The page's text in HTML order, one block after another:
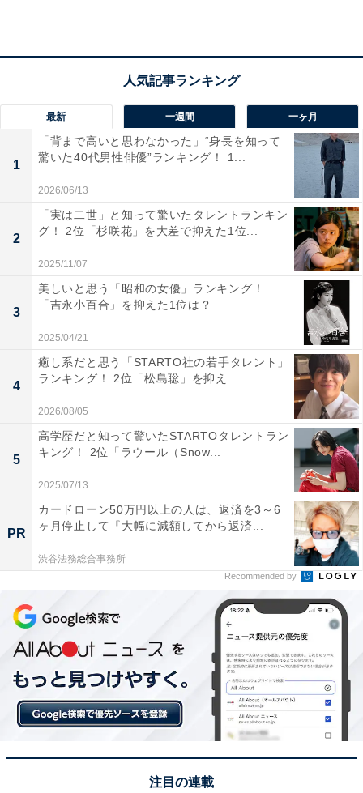
同率2位：出口夏希（サバ缶、宇宙へ行く）／32票
View this post on Instagram
最新 一週間 一ヶ月
1
「背まで高いと思わなかった」“身長を知って
驚いた40代男性俳優”ランキング！ 1...
2026/06/13
2
「実は二世」と知って驚いたタレントランキン
グ！ 2位「杉咲花」を大差で抑えた1位...
2025/11/07
3
美しいと思う「昭和の女優」ランキング！
「吉永小百合」を抑えた1位は？
2025/04/21
4
癒し系だと思う「STARTO社の若手タレント」
ランキング！ 2位「松島聡」を抑え...
2026/08/05
5
高学歴だと知って驚いたSTARTOタレントラン
キング！ 2位「ラウール（Snow...
2025/07/13
PR
カードローン50万円以上の人は、返済を3～6
ヶ月停止して『大幅に減額してから返済...
渋谷法務総合事務所
Recommended by
注目の連載